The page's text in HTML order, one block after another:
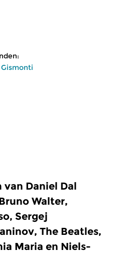
van Daniel Dal
Walter,
Sergej
The Beatles,
Maria en Niels-